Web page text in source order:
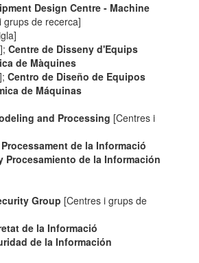
Design Centre - Machine
grups de recerca]
Centre de Disseny d'Equips
de Màquines
Centro de Diseño de Equipos
de Máquinas
and Processing [Centres i
de la Informació
Procesamiento de la Información
Group [Centres i grups de
de la Informació
de la Información